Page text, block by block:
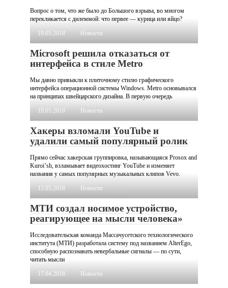
Вопрос о том, что же было до Большого взрыва, во многом
перекликается с дилеммой: что первее — курица или яйцо?
19.05.2018
Новости
Microsoft решила отказаться от
интерфейса в стиле Metro
Мы давно привыкли к плиточному стилю графического
интерфейса операционной системы Windows. Metro основывался
на принципах швейцарского дизайна. В первую очередь
19.05.2018
Новости
Хакеры взломали YouTube и
удалили самый популярный ролик
Прямо сейчас хакерская группировка, называющаяся Prosox and
Kuroiʼsh, взламывает видеохостинг YouTube и изменяет
названия у самых популярных музыкальных клипов Vevo.
13.05.2018
Новости
МТИ создал носимое устройство,
реагирующее на мысли человека»
Исследовательская команда Массачусетского технологического
института (МТИ) разработала систему под названием AlterEgo,
способную распознавать невербальные сигналы — по сути,
читать мысли
17.04.2018
Новости